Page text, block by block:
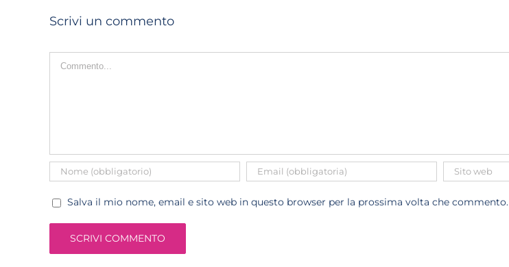
Scrivi un commento
Salva il mio nome, email e sito web in questo browser per la prossima volta che commento.